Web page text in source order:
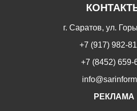
г. Саратов, ул.
+7 (917) 982-
+7 (8452) 659-
РЕКЛАМА